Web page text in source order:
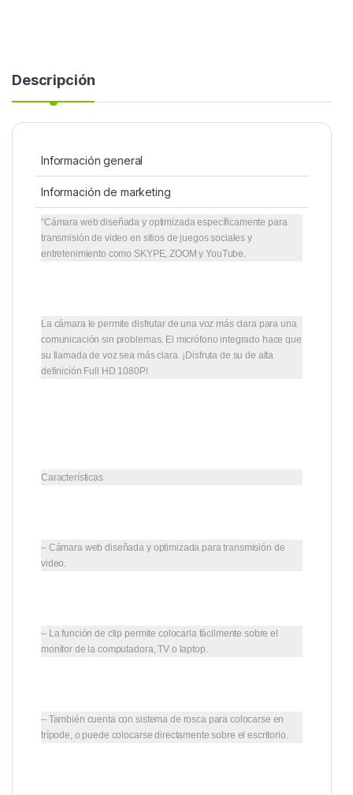
Descripción
Información general
Información de marketing
“Cámara web diseñada y optimizada específicamente para
transmisión de video en sitios de juegos sociales y
entretenimiento como SKYPE, ZOOM y YouTube.
La cámara le permite disfrutar de una voz más clara para una
comunicación sin problemas. El micrófono integrado hace que
su llamada de voz sea más clara. ¡Disfruta de su de alta
definición Full HD 1080P!
Características
– Cámara web diseñada y optimizada para transmisión de
video.
– La función de clip permite colocarla fácilmente sobre el
monitor de la computadora, TV o laptop.
– También cuenta con sistema de rosca para colocarse en
trípode, o puede colocarse directamente sobre el escritorio.